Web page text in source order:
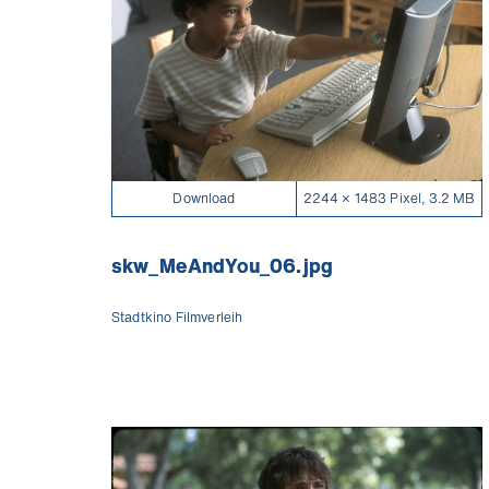
Download 2244 × 1483 Pixel, 3.2 MB
skw_MeAndYou_06.jpg
Stadtkino Filmverleih